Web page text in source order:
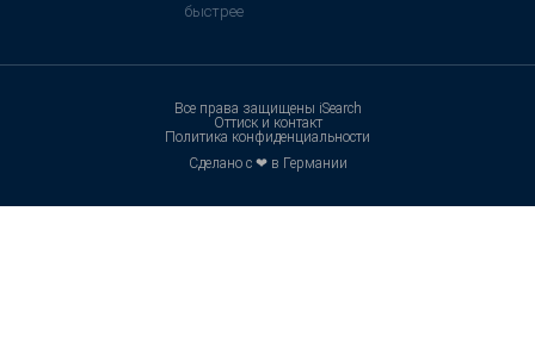
быстрее
Все права защищены iSearch
Оттиск и контакт
Политика конфиденциальности
Сделано с ❤ в Германии